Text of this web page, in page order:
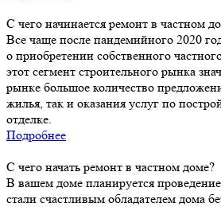
С чего начинается ремонт в частном
Все чаще после пандемийного 2020
о приобретении собственного
этот сегмент строительного рынка
рынке большое количество
жилья, так и оказания услуг по
отделке.
Подробнее
С чего начать ремонт в частном доме?
В вашем доме планируется
стали счастливым обладателем дома